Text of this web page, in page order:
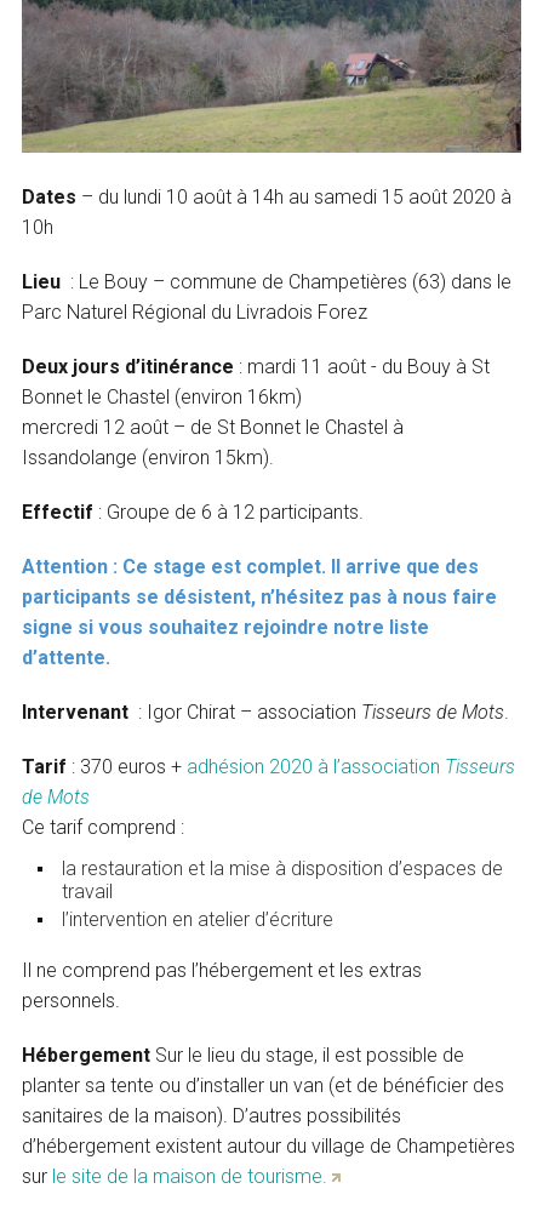
Dates – du lundi 10 août à 14h au samedi 15 août 2020 à
10h
Lieu : Le Bouy – commune de Champetières (63) dans le
Parc Naturel Régional du Livradois Forez
Deux jours d’itinérance : mardi 11 août - du Bouy à St
Bonnet le Chastel (environ 16km)
mercredi 12 août – de St Bonnet le Chastel à
Issandolange (environ 15km).
Effectif : Groupe de 6 à 12 participants.
Attention : Ce stage est complet. Il arrive que des
participants se désistent, n’hésitez pas à nous faire
signe si vous souhaitez rejoindre notre liste
d’attente.
Intervenant : Igor Chirat – association Tisseurs de Mots
Tarif : 370 euros + adhésion 2020 à l’association Tisseurs
de Mots
Ce tarif comprend :
la restauration et la mise à disposition d’espaces de
travail
l’intervention en atelier d’écriture
Il ne comprend pas l’hébergement et les extras
personnels.
Hébergement Sur le lieu du stage, il est possible de
planter sa tente ou d’installer un van (et de bénéficier des
sanitaires de la maison). D’autres possibilités
d’hébergement existent autour du village de Champetières
sur le site de la maison de tourisme.